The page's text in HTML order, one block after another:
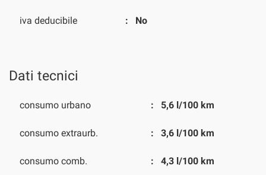
iva deducibile No
Dati tecnici
consumo urbano 5,6 l/100 km
consumo extraurb. 3,6 l/100 km
consumo comb. 4,3 l/100 km